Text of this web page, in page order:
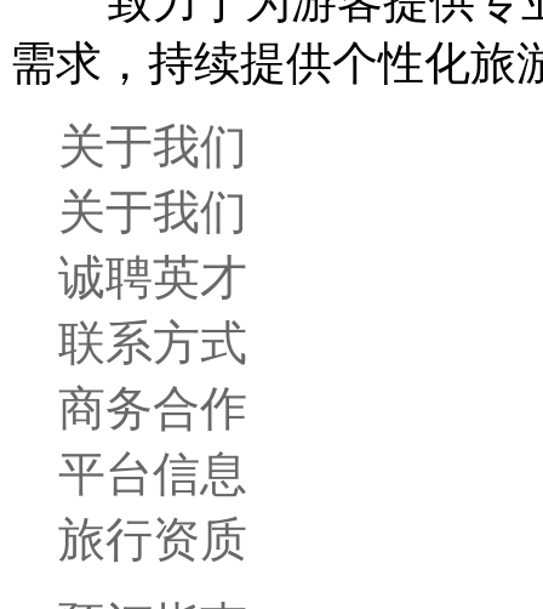
需求，持续提供个性化旅
关于我们
关于我们
诚聘英才
联系方式
商务合作
平台信息
旅行资质